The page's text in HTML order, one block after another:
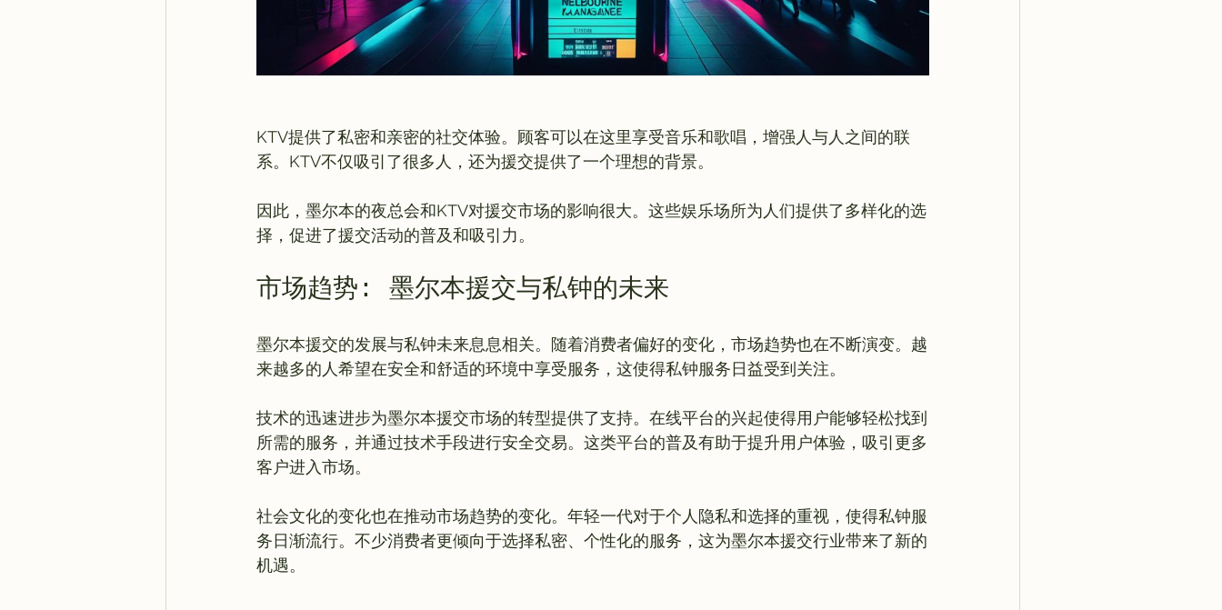
KTV提供了私密和亲密的社交体验。顾客可以在这里享受音乐和歌唱，增强人与人之间的联
系。KTV不仅吸引了很多人，还为援交提供了一个理想的背景。
因此，墨尔本的夜总会和KTV对援交市场的影响很大。这些娱乐场所为人们提供了多样化的选
市场趋势: 墨尔本援交与私钟的未来
墨尔本援交的发展与私钟未来息息相关。随着消费者偏好的变化，市场趋势也在不断演变。越
来越多的人希望在安全和舒适的环境中享受服务，这使得私钟服务日益受到关注。
技术的迅速进步为墨尔本援交市场的转型提供了支持。在线平台的兴起使得用户能够轻松找到
所需的服务，并通过技术手段进行安全交易。这类平台的普及有助于提升用户体验，吸引更多
客户进入市场。
社会文化的变化也在推动市场趋势的变化。年轻一代对于个人隐私和选择的重视，使得私钟服
务日渐流行。不少消费者更倾向于选择私密、个性化的服务，这为墨尔本援交行业带来了新的